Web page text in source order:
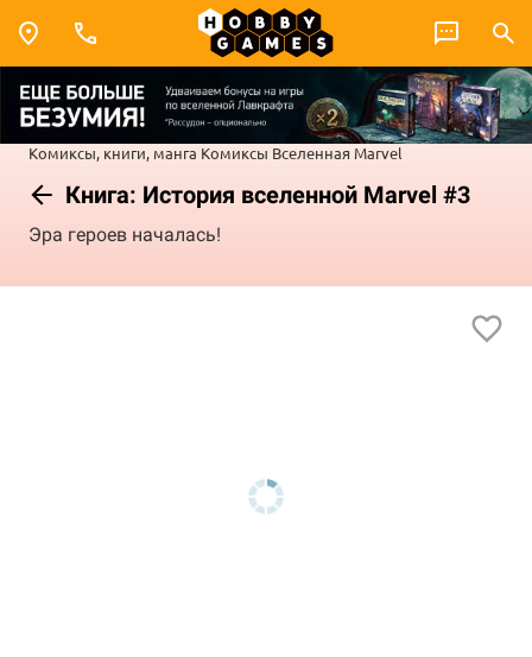
Комиксы, книги, манга Комиксы Вселенная Marvel
Книга: История вселенной Marvel #3
Эра героев началась!